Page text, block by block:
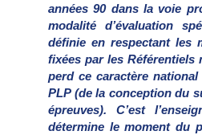
années 90 dans la voie
modalité d’évaluation
définie en respectant les
fixées par les Référentiels
perd ce caractère
PLP (de la conception du
épreuves). C’est
détermine le moment du